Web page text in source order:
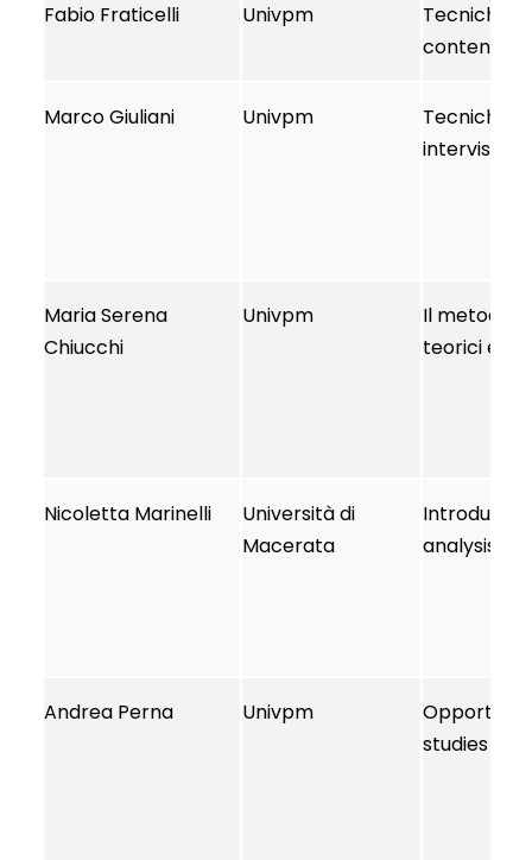
Fabio Fraticelli Univpm
Tecniche
content
Marco Giuliani Univpm
Tecniche
interviste
Maria Serena
Chiucchi
Univpm
Il metodo
teorici e
Nicoletta Marinelli
Università di
Macerata
analysis
Andrea Perna Univpm
studies